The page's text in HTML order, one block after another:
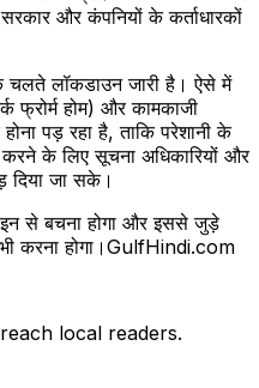
और कंपनियों के कर्ताधारकों
चलते लॉकडाउन जारी है। ऐसे में
फ्रोर्म होम) और कामकाजी
पड़ रहा है, ताकि परेशानी के
करने के लिए सूचना अधिकारियों और
दिया जा सके।
से बचना होगा और इससे जुड़े
करना होगा।GulfHindi.com
local readers.